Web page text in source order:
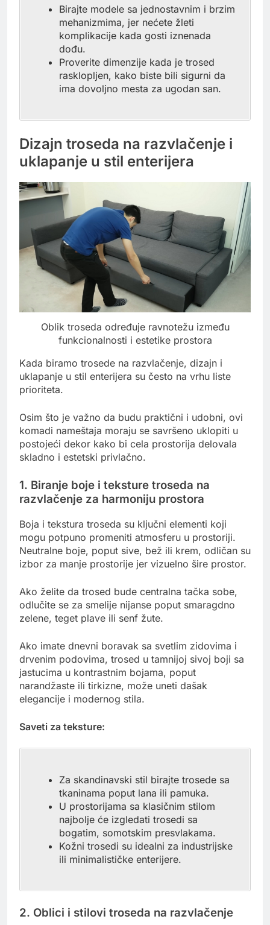
Birajte modele sa jednostavnim i brzim
mehanizmima, jer nećete žleti
komplikacije kada gosti iznenada
dođu.
Proverite dimenzije kada je trosed
rasklopljen, kako biste bili sigurni da
ima dovoljno mesta za ugodan san.
Dizajn troseda na razvlačenje i
uklapanje u stil enterijera
Oblik troseda određuje ravnotežu između
funkcionalnosti i estetike prostora
Kada biramo trosede na razvlačenje, dizajn i
uklapanje u stil enterijera su često na vrhu liste
prioriteta.
Osim što je važno da budu praktični i udobni, ovi
komadi nameštaja moraju se savršeno uklopiti u
postojeći dekor kako bi cela prostorija delovala
skladno i estetski privlačno.
1. Biranje boje i teksture troseda na
razvlačenje za harmoniju prostora
Boja i tekstura troseda su ključni elementi koji
mogu potpuno promeniti atmosferu u prostoriji.
Neutralne boje, poput sive, bež ili krem, odličan su
izbor za manje prostorije jer vizuelno šire prostor.
Ako želite da trosed bude centralna tačka sobe,
odlučite se za smelije nijanse poput smaragdno
zelene, teget plave ili senf žute.
Ako imate dnevni boravak sa svetlim zidovima i
drvenim podovima, trosed u tamnijoj sivoj boji sa
jastucima u kontrastnim bojama, poput
narandžaste ili tirkizne, može uneti dašak
elegancije i modernog stila.
Saveti za teksture:
Za skandinavski stil birajte trosede sa
tkaninama poput lana ili pamuka.
U prostorijama sa klasičnim stilom
najbolje će izgledati trosedi sa
bogatim, somotskim presvlakama.
Kožni trosedi su idealni za industrijske
ili minimalističke enterijere.
2. Oblici i stilovi troseda na razvlačenje